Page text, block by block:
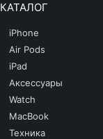
КАТАЛОГ
iPhone
Air Pods
iPad
Аксессуары
Watch
MacBook
Техника